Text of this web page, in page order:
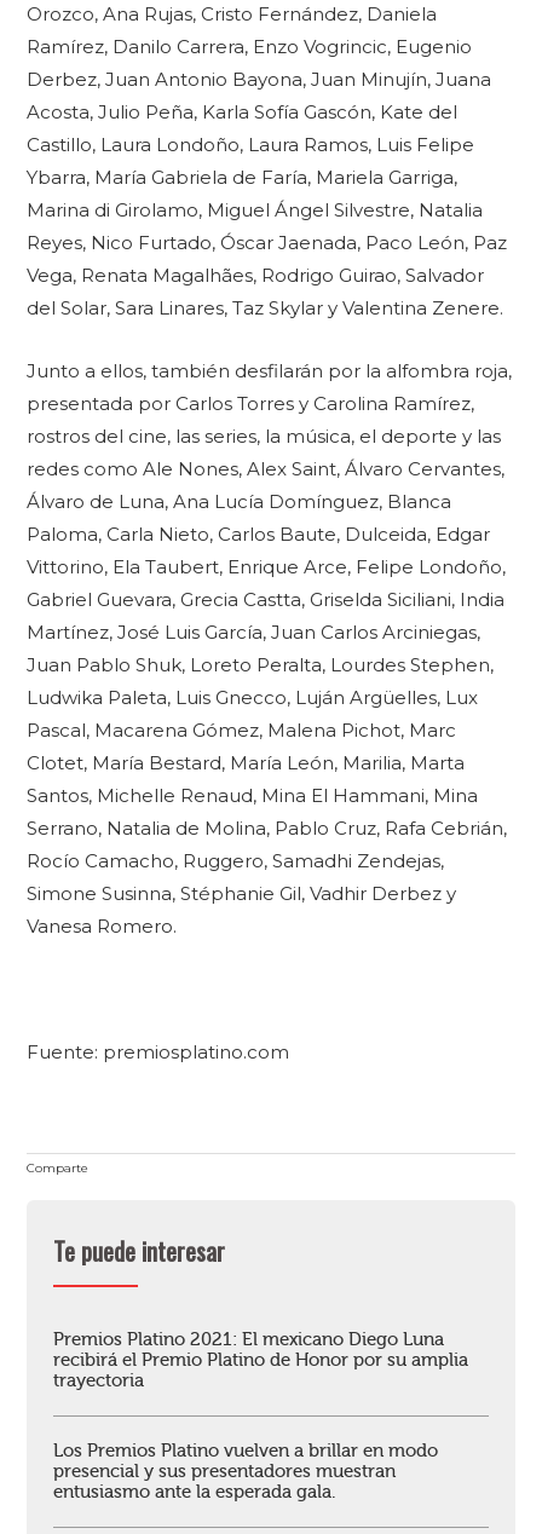
Orozco, Ana Rujas, Cristo Fernández, Daniela
Ramírez, Danilo Carrera, Enzo Vogrincic, Eugenio
Derbez, Juan Antonio Bayona, Juan Minujín, Juana
Acosta, Julio Peña, Karla Sofía Gascón, Kate del
Castillo, Laura Londoño, Laura Ramos, Luis Felipe
Ybarra, María Gabriela de Faría, Mariela Garriga,
Marina di Girolamo, Miguel Ángel Silvestre, Natalia
Reyes, Nico Furtado, Óscar Jaenada, Paco León, Paz
Vega, Renata Magalhães, Rodrigo Guirao, Salvador
del Solar, Sara Linares, Taz Skylar y Valentina Zenere.
Junto a ellos, también desfilarán por la alfombra roja,
presentada por Carlos Torres y Carolina Ramírez,
rostros del cine, las series, la música, el deporte y las
redes como Ale Nones, Alex Saint, Álvaro Cervantes,
Álvaro de Luna, Ana Lucía Domínguez, Blanca
Paloma, Carla Nieto, Carlos Baute, Dulceida, Edgar
Vittorino, Ela Taubert, Enrique Arce, Felipe Londoño,
Gabriel Guevara, Grecia Castta, Griselda Siciliani, India
Martínez, José Luis García, Juan Carlos Arciniegas,
Juan Pablo Shuk, Loreto Peralta, Lourdes Stephen,
Ludwika Paleta, Luis Gnecco, Luján Argüelles, Lux
Pascal, Macarena Gómez, Malena Pichot, Marc
Clotet, María Bestard, María León, Marilia, Marta
Santos, Michelle Renaud, Mina El Hammani, Mina
Serrano, Natalia de Molina, Pablo Cruz, Rafa Cebrián,
Rocío Camacho, Ruggero, Samadhi Zendejas,
Simone Susinna, Stéphanie Gil, Vadhir Derbez y
Vanesa Romero.
Fuente: premiosplatino.com
Comparte
Te puede interesar
Premios Platino 2021: El mexicano Diego Luna
recibirá el Premio Platino de Honor por su amplia
trayectoria
Los Premios Platino vuelven a brillar en modo
presencial y sus presentadores muestran
entusiasmo ante la esperada gala.